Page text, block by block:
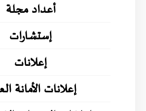
أعداد مجلة
إستشارات
إعلانات
إعلانات الأمانة